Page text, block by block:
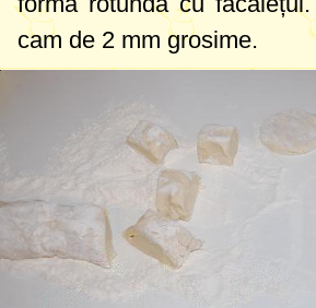
cam de 2 mm grosime.